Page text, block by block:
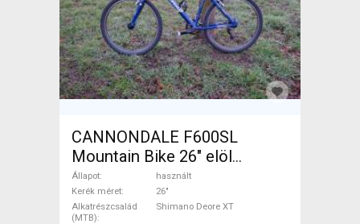
CANNONDALE F600SL
Mountain Bike 26" elöl
teleszkópos Shimano Deore
XT használt ELADÓ
Állapot
használt
Kerék méret
26"
Alkatrészcsalád
(MTB)
Shimano Deore XT